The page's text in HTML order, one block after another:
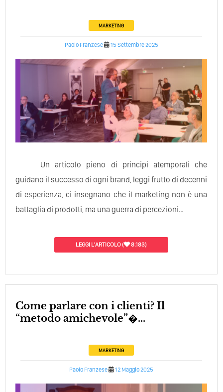
MARKETING
Paolo Franzese 15 Settembre 2025
Un articolo pieno di principi atemporali che
guidano il successo di ogni brand, leggi frutto di decenni
di esperienza, ci insegnano che il marketing non è una
battaglia di prodotti, ma una guerra di percezioni…
LEGGI L'ARTICOLO( 8.183)
Come parlare con i clienti? Il
“metodo amichevole”�...
MARKETING
Paolo Franzese 12 Maggio 2025